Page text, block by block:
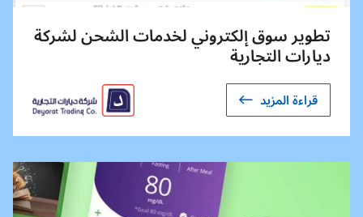
تطوير سوق إلكتروني لخدمات الشحن لشركة
ديارات التجارية
قراءة المزيد